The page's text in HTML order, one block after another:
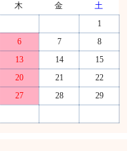
木 金
土
1
6 7
8
13 14
15
20 21
22
27 28
29